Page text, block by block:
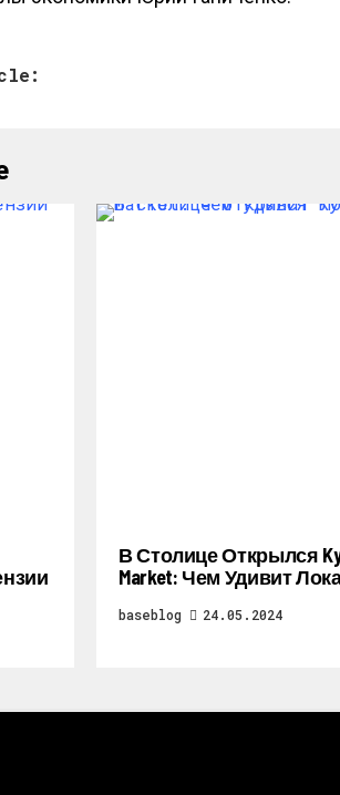
В Столице Открылся
Market: Чем Удивит
baseblog 24.05.2024